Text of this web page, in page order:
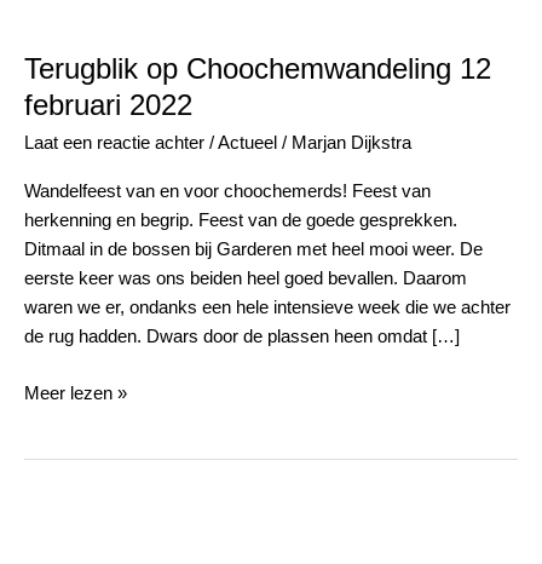
Terugblik op Choochemwandeling 12
februari 2022
Laat een reactie achter /Actueel / Marjan Dijkstra
Wandelfeest van en voor choochemerds! Feest van
herkenning en begrip. Feest van de goede gesprekken.
Ditmaal in de bossen bij Garderen met heel mooi weer. De
eerste keer was ons beiden heel goed bevallen. Daarom
waren we er, ondanks een hele intensieve week die we achter
de rug hadden. Dwars door de plassen heen omdat […]
Meer lezen »